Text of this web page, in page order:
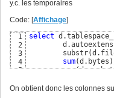
y.c. les temporaires
Code: [Affichage]
1
2
3
4
5
7
select
        substr
(
sum(d.bytes )
sum(
group by
On obtient donc les colonnes